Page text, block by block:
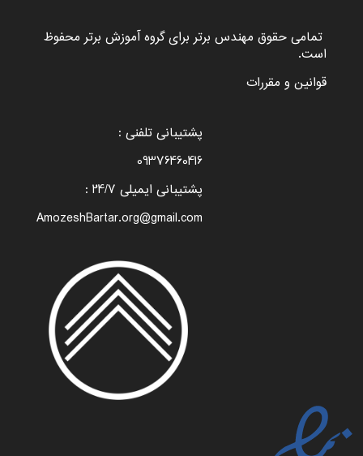
تمامی حقوق مهندس برتر برای گروهآموزش برترمحفوظ
است.
قوانین و مقررات
پشتیبانی تلفنی :
09376460416
پشتیبانی ایمیلی 24/7 :
AmozeshBartar.org@gmail.com